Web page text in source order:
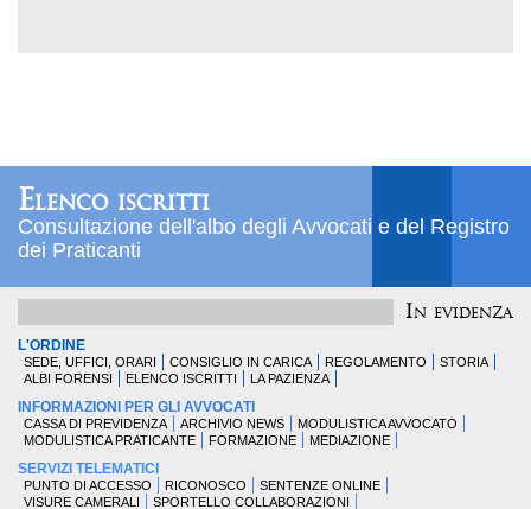
Elenco iscritti
Consultazione dell'albo degli Avvocati e del Registro
dei Praticanti
In evidenza
L'ORDINE
SEDE, UFFICI, ORARI CONSIGLIO IN CARICA REGOLAMENTO
STORIA
ALBI FORENSI
ELENCO ISCRITTI LA PAZIENZA
INFORMAZIONI PER GLI AVVOCATI
CASSA DI PREVIDENZA ARCHIVIO NEWS
MODULISTICA AVVOCATO
MODULISTICA PRATICANTE
FORMAZIONE MEDIAZIONE
SERVIZI TELEMATICI
PUNTO DI ACCESSO RICONOSCO
SENTENZE ONLINE
VISURE CAMERALI
SPORTELLO COLLABORAZIONI